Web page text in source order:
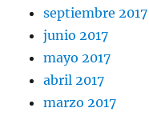
septiembre 2017
junio 2017
mayo 2017
abril 2017
marzo 2017